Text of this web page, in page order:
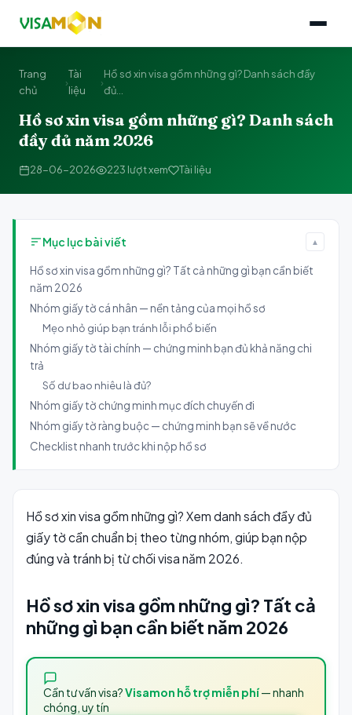
Trang
chủ
›
Tài
liệu
›
Hồ sơ xin visa gồm những gì? Danh sách đầy
đủ...
Hồ sơ xin visa gồm những gì? Danh sách
đầy đủ năm 2026
28-06-2026 223 lượt xem Tài liệu
Mục lục bài viết ▲
Hồ sơ xin visa gồm những gì? Tất cả những gì bạn cần biết
năm 2026
Nhóm giấy tờ cá nhân — nền tảng của mọi hồ sơ
Mẹo nhỏ giúp bạn tránh lỗi phổ biến
Nhóm giấy tờ tài chính — chứng minh bạn đủ khả năng chi
trả
Số dư bao nhiêu là đủ?
Nhóm giấy tờ chứng minh mục đích chuyến đi
Nhóm giấy tờ ràng buộc — chứng minh bạn sẽ về nước
Checklist nhanh trước khi nộp hồ sơ
Hồ sơ xin visa gồm những gì? Xem danh sách đầy đủ
giấy tờ cần chuẩn bị theo từng nhóm, giúp bạn nộp
đúng và tránh bị từ chối visa năm 2026.
Hồ sơ xin visa gồm những gì? Tất cả
những gì bạn cần biết năm 2026
Cần tư vấn visa?Visamon hỗ trợ miễn phí— nhanh
chóng, uy tín